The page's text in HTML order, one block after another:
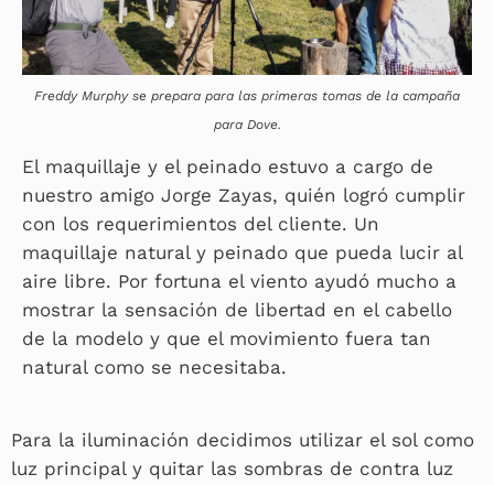
Freddy Murphy se prepara para las primeras tomas de la campaña
para Dove.
El maquillaje y el peinado estuvo a cargo de
nuestro amigo Jorge Zayas, quién logró cumplir
con los requerimientos del cliente. Un
maquillaje natural y peinado que pueda lucir al
aire libre. Por fortuna el viento ayudó mucho a
mostrar la sensación de libertad en el cabello
de la modelo y que el movimiento fuera tan
natural como se necesitaba.
Para la iluminación decidimos utilizar el sol como
luz principal y quitar las sombras de contra luz